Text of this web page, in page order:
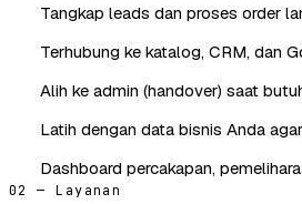
Tangkap leads dan proses order
Terhubung ke katalog, CRM, dan
Alih ke admin (handover) saat
Latih dengan data bisnis Anda
Dashboard percakapan,
02 — Layanan